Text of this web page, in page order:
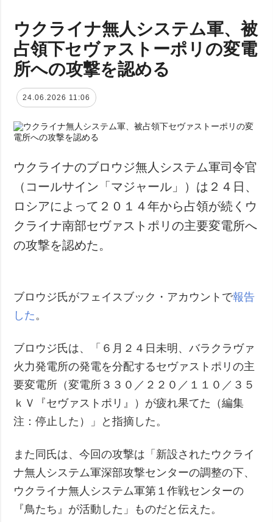
ウクライナ無人システム軍、被
占領下セヴァストーポリの変電
所への攻撃を認める
24.06.2026 11:06
ウクライナのブロウジ無人システム軍司令官
（コールサイン「マジャール」）は２４日、
ロシアによって２０１４年から占領が続くウ
クライナ南部セヴァストポリの主要変電所へ
の攻撃を認めた。
ブロウジ氏がフェイスブック・アカウントで報告
した 。
ブロウジ氏は、「６月２４日未明、バラクラヴァ
火力発電所の発電を分配するセヴァストポリの主
要変電所（変電所３３０／２２０／１１０／３５
ｋＶ『セヴァストポリ』）が疲れ果てた（編集
注：停止した）」と指摘した。
また同氏は、今回の攻撃は「新設されたウクライ
ナ無人システム軍深部攻撃センターの調整の下、
ウクライナ無人システム軍第１作戦センターの
『鳥たち』が活動した」ものだと伝えた。